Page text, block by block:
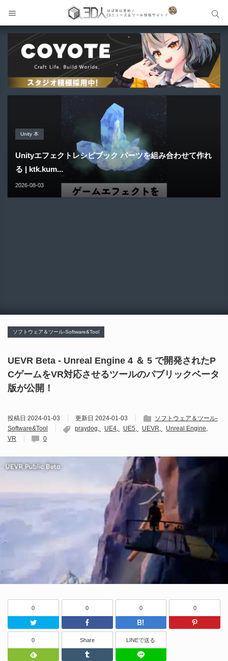
Unreal Engine アセット
Pipe It | 直感的にパイプ形状を構築出来るUnreal Engine
5...
2026-08-05
Unreal Engine アセット
Directive Utilities | ブループリントライブラリやエディタ
ス...
2026-08-03
Unity 本
Unityエフェクトレシピブック パーツを組み合わせて作れ
る | ktk.kum...
2026-08-03
アセット-Asset
SiroinoSotai | 完全無料＆CC0 で商用利用OKなVRChat
向け...
2026-08-02
Blender アドオン
Bioform | 現役臨床医の3DCGアーティストが実際の解剖
学に基づいて構築...
2026-08-01
ソフトウェア＆ツール-Software&Tool
UEVR Beta - Unreal Engine 4 ＆ 5 で開発されたP
CゲームをVR対応させるツールのパブリックベータ
版が公開！
投稿日 2024-01-03 更新日 2024-01-03
ソフトウェア＆ツール-
Software&Tool
praydog UE4 UE5 UEVR
Unreal Engine
VR
0
0
Twitter
0
Facebook
0
はてなブッ
0
0
Feedly
Share
Tumblr
LINEで送る
サイト内検索